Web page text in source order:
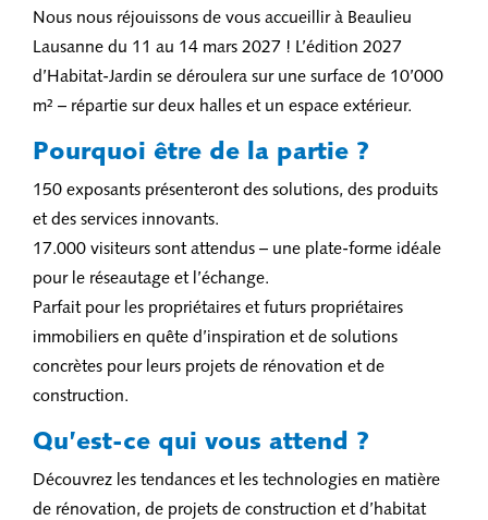
Nous nous réjouissons de vous accueillir à Beaulieu
Lausanne du 11 au 14 mars 2027 ! L’édition 2027
d’Habitat-Jardin se déroulera sur une surface de 10’000
m² – répartie sur deux halles et un espace extérieur.
Pourquoi être de la partie ?
150 exposants présenteront des solutions, des produits
et des services innovants.
17.000 visiteurs sont attendus – une plate-forme idéale
pour le réseautage et l’échange.
Parfait pour les propriétaires et futurs propriétaires
immobiliers en quête d’inspiration et de solutions
concrètes pour leurs projets de rénovation et de
construction.
Qu’est-ce qui vous attend ?
Découvrez les tendances et les technologies en matière
de rénovation, de projets de construction et d’habitat